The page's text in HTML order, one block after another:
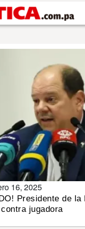
principal
16, 2025
Presidente de la
jugadora